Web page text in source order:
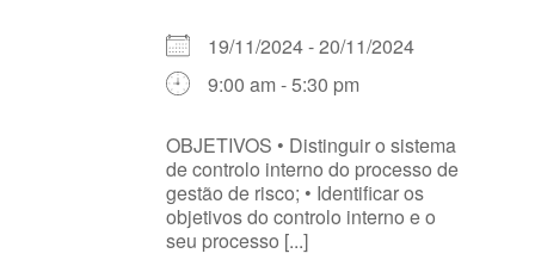
19/11/2024 - 20/11/2024
9:00 am - 5:30 pm
OBJETIVOS • Distinguir o sistema
de controlo interno do processo de
gestão de risco; • Identificar os
objetivos do controlo interno e o
seu processo [...]